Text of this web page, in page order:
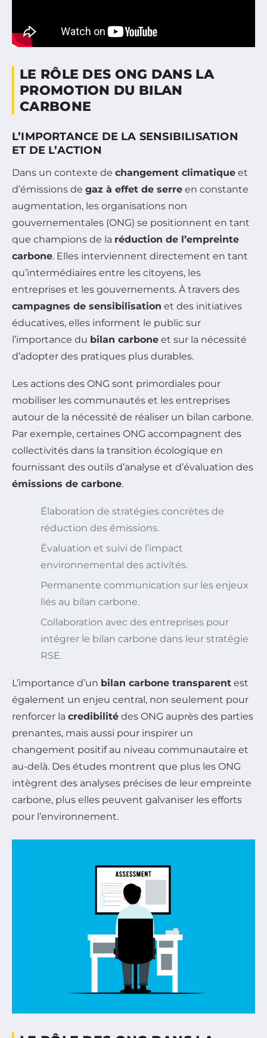
LE RÔLE DES ONG DANS LA
PROMOTION DU BILAN
CARBONE
L’IMPORTANCE DE LA SENSIBILISATION
ET DE L’ACTION
Dans un contexte de changement climatique et
d’émissions de gaz à effet de serre en constante
augmentation, les organisations non
gouvernementales (ONG) se positionnent en tant
que champions de la réduction de l’empreinte
carbone. Elles interviennent directement en tant
qu’intermédiaires entre les citoyens, les
entreprises et les gouvernements. À travers des
campagnes de sensibilisation et des initiatives
éducatives, elles informent le public sur
l’importance du bilan carbone et sur la nécessité
d’adopter des pratiques plus durables.
Les actions des ONG sont primordiales pour
mobiliser les communautés et les entreprises
autour de la nécessité de réaliser un bilan carbone.
Par exemple, certaines ONG accompagnent des
collectivités dans la transition écologique en
fournissant des outils d’analyse et d’évaluation des
émissions de carbone.
Élaboration de stratégies concrètes de
réduction des émissions.
Évaluation et suivi de l’impact
environnemental des activités.
Permanente communication sur les enjeux
liés au bilan carbone.
Collaboration avec des entreprises pour
intégrer le bilan carbone dans leur stratégie
RSE.
L’importance d’un bilan carbone transparent est
également un enjeu central, non seulement pour
renforcer la credibilité des ONG auprès des parties
prenantes, mais aussi pour inspirer un
changement positif au niveau communautaire et
au-delà. Des études montrent que plus les ONG
intègrent des analyses précises de leur empreinte
carbone, plus elles peuvent galvaniser les efforts
pour l’environnement.